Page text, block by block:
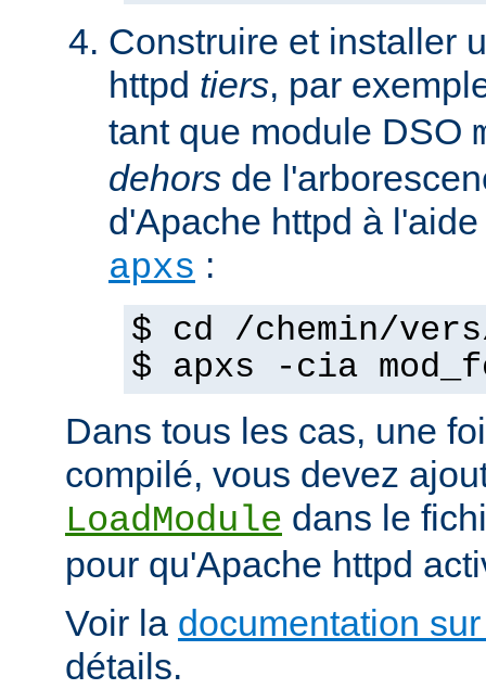
Construire et installer
httpd tiers, par
tant que module DSO
dehors de
d'Apache httpd à
apxs :
$ cd /chemin/
$ apxs -cia
Dans tous les cas, une
compilé, vous devez
LoadModule dans le
pour qu'Apache httpd
Voir la documentation
détails.